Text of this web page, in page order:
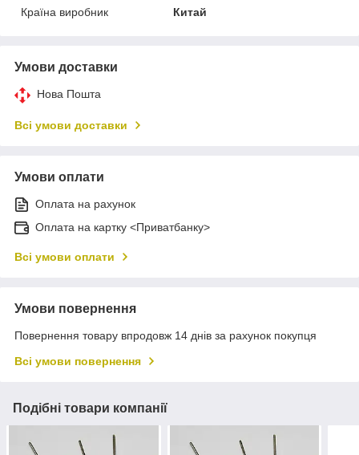
Країна виробник
Китай
Умови доставки
Нова Пошта
Всі умови доставки
Умови оплати
Оплата на рахунок
Оплата на картку <Приватбанку>
Всі умови оплати
Умови повернення
Повернення товару впродовж 14 днів за рахунок покупця
Всі умови повернення
Подібні товари компанії